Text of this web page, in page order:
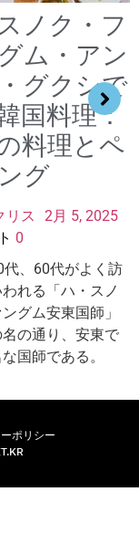
ノク・フ
ム・アン
グクシで
国料理：
料理とペ
グ
リス
2月 5, 2025
0
代、60代がよく訪
れる「ハ・スノ
グム安東国師」
の通り、安東で
国師である。
ポリシー